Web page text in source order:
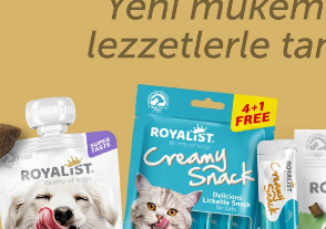
evini daha kolay
adı ve kaybolduğunda size
değildir.
gibi kırılma, çatlama ya da ezilme
Bu ürüne ilk yorumu siz
konularda yetersiz gördüğünüz noktaları